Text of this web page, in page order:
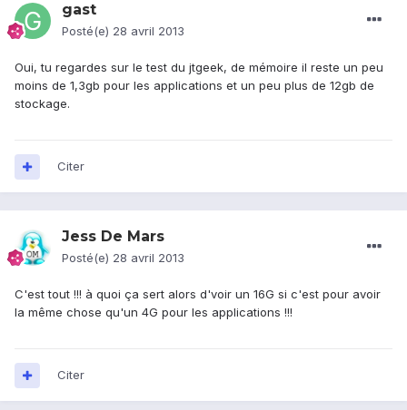
gast
Posté(e) 28 avril 2013
Oui, tu regardes sur le test du jtgeek, de mémoire il reste un peu
moins de 1,3gb pour les applications et un peu plus de 12gb de
stockage.
Citer
Jess De Mars
Posté(e) 28 avril 2013
C'est tout !!! à quoi ça sert alors d'voir un 16G si c'est pour avoir
la même chose qu'un 4G pour les applications !!!
Citer